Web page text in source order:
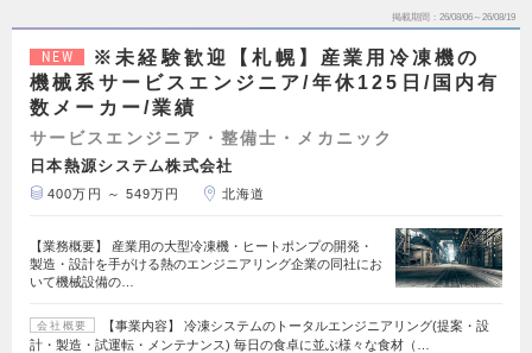
掲載期間 26/08/06～26/08/19
NEW
※未経験歓迎【札幌】産業用冷凍機の
機械系サービスエンジニア/年休125日/国内有
数メーカー/業績
サービスエンジニア・整備士・メカニック
日本熱源システム株式会社
400万円 ～ 549万円 北海道
【業務概要】 産業用の大型冷凍機・ヒートポンプの開発・
製造・設計を手がける熱のエンジニアリング企業の同社にお
いて機械設備の…
会社概要
【事業内容】 冷凍システムのトータルエンジニアリング(提案・設
計・製造・試運転・メンテナンス) 毎日の食卓に並ぶ様々な食材（…